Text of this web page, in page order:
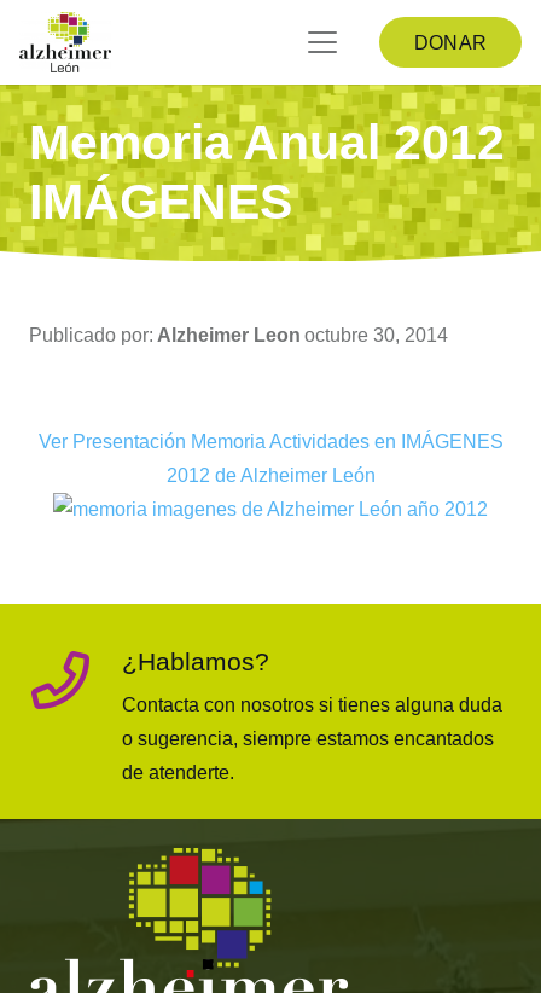
DONAR
Memoria Anual 2012
IMÁGENES
Publicado por: Alzheimer Leon octubre 30, 2014
Ver Presentación Memoria Actividades en IMÁGENES
2012 de Alzheimer León
¿Hablamos?
Contacta con nosotros si tienes alguna duda
o sugerencia, siempre estamos encantados
de atenderte.